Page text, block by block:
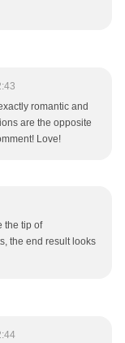
romantic and
are the opposite
Love!
the tip of
the end result looks